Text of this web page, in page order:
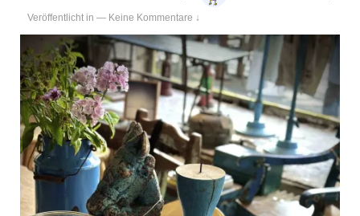
Veröffentlicht in — Keine Kommentare ↓